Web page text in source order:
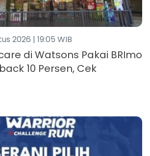
2026 | 19:05 WIB
di Watsons Pakai BRImo
10 Persen, Cek